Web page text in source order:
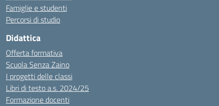
Famiglie e studenti
Percorsi di studio
Didattica
Offerta formativa
Scuola Senza Zaino
I progetti delle classi
Libri di testo a.s. 2024/25
Formazione docenti